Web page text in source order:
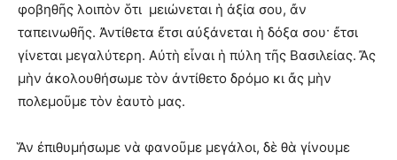
φοβηθῆς λοιπὸν ὅτι μειώνεται ἡ ἀξία σου, ἄν
ταπεινωθῆς. Ἀντίθετα ἔτσι αὐξάνεται ἡ δόξα σου· ἔτσι
γίνεται μεγαλύτερη. Αὐτὴ εἶναι ἡ πύλη τῆς Βασιλείας. Ἄς
μὴν ἀκολουθήσωμε τὸν ἀντίθετο δρόμο κι ἄς μὴν
πολεμοῦμε τὸν ἑαυτὸ μας.
Ἅν ἐπιθυμήσωμε νὰ φανοῦμε μεγάλοι, δὲ θὰ γίνουμε